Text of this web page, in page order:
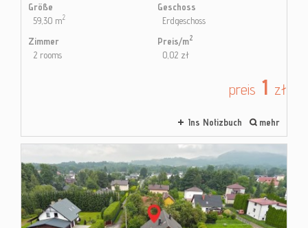
Größe
59,30 m2
Geschoss
Erdgeschoss
Zimmer
2 rooms
Preis/m2
0,02 zł
preis 1 zł
Ins Notizbuch mehr